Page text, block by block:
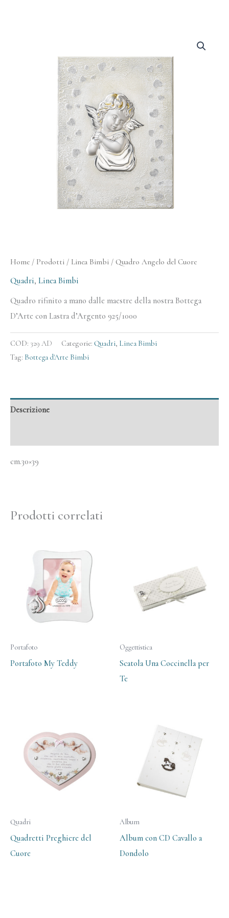
Home / Prodotti / Linea Bimbi / Quadro Angelo del Cuore
Quadri, Linea Bimbi
Quadro rifinito a mano dalle maestre della nostra Bottega
D’Arte con Lastra d’Argento 925/1000
COD: 329 AD Categorie: Quadri, Linea Bimbi
Tag: Bottega d'Arte Bimbi
Descrizione
cm.30×39
Prodotti correlati
Portafoto
Portafoto My Teddy
Oggettistica
Scatola Una Coccinella per
Te
Quadri
Quadretti Preghiere del
Cuore
Album
Album con CD Cavallo a
Dondolo